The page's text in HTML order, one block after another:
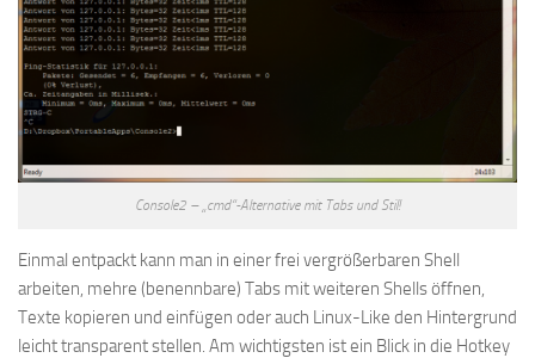
Console2 – „cmd“-Alternative mit Tabs und Stil!
Einmal entpackt kann man in einer frei vergrößerbaren Shell
arbeiten, mehre (benennbare) Tabs mit weiteren Shells öffnen,
Texte kopieren und einfügen oder auch Linux-Like den Hintergrund
leicht transparent stellen. Am wichtigsten ist ein Blick in die Hotkey